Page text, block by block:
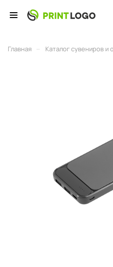
Главная Каталог сувениров